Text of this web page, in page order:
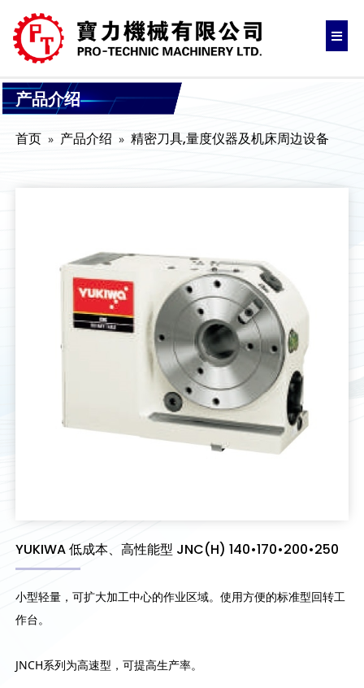
产品介绍
首页 产品介绍 精密刀具,量度仪器及机床周边设备
YUKIWA 低成本、高性能型 JNC(H) 140•170•200•250
小型轻量，可扩大加工中心的作业区域。使用方便的标准型回转工
作台。
JNCH系列为高速型，可提高生产率。